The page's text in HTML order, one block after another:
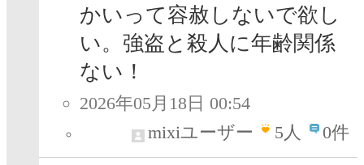
かいって容赦しないで欲し
い。強盗と殺人に年齢関係
ない！
2026年05月18日 00:54
mixiユーザー
5人 0件